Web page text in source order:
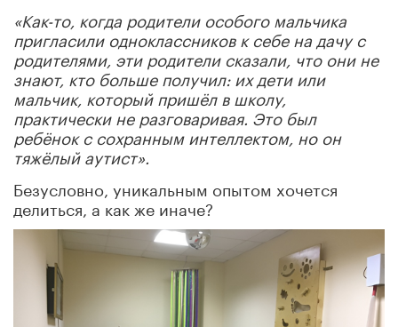
«Как-то, когда родители особого мальчика
пригласили одноклассников к себе на дачу с
родителями, эти родители сказали, что они не
знают, кто больше получил: их дети или
мальчик, который пришёл в школу,
практически не разговаривая. Это был
ребёнок с сохранным интеллектом, но он
тяжёлый аутист».
Безусловно, уникальным опытом хочется
делиться, а как же иначе?